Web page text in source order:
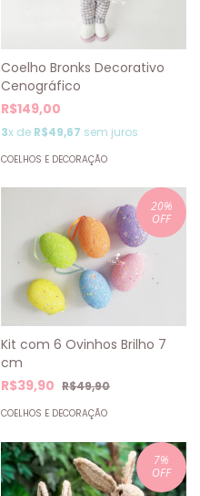
Coelho Bronks Decorativo
Cenográfico
R$149,00
3x de R$49,67 sem juros
COELHOS E DECORAÇÃO
20%
OFF
Kit com 6 Ovinhos Brilho 7
cm
R$39,90 R$49,90
COELHOS E DECORAÇÃO
7%
OFF